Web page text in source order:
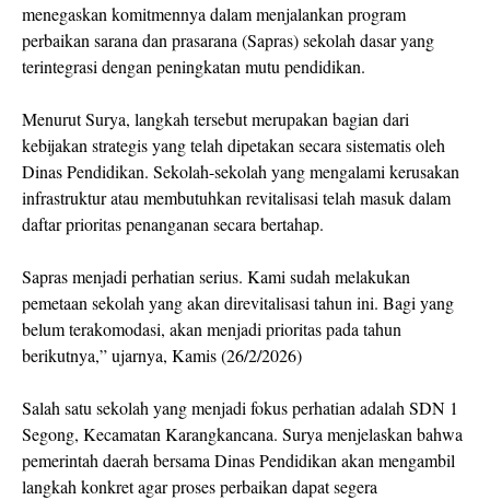
menegaskan komitmennya dalam menjalankan program
perbaikan sarana dan prasarana (Sapras) sekolah dasar yang
terintegrasi dengan peningkatan mutu pendidikan.
Menurut Surya, langkah tersebut merupakan bagian dari
kebijakan strategis yang telah dipetakan secara sistematis oleh
Dinas Pendidikan. Sekolah-sekolah yang mengalami kerusakan
infrastruktur atau membutuhkan revitalisasi telah masuk dalam
daftar prioritas penanganan secara bertahap.
Sapras menjadi perhatian serius. Kami sudah melakukan
pemetaan sekolah yang akan direvitalisasi tahun ini. Bagi yang
belum terakomodasi, akan menjadi prioritas pada tahun
berikutnya,” ujarnya, Kamis (26/2/2026)
Salah satu sekolah yang menjadi fokus perhatian adalah SDN 1
Segong, Kecamatan Karangkancana. Surya menjelaskan bahwa
pemerintah daerah bersama Dinas Pendidikan akan mengambil
langkah konkret agar proses perbaikan dapat segera